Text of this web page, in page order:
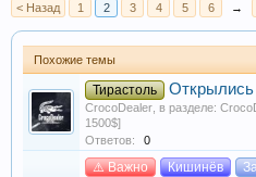
< Назад
1 2 3 4 5 6 →
Похожие темы
Тирастоль Открылись
CrocoDealer , в разделе:
1500$]
Ответов:
0
⚠️ Важно Кишинёв